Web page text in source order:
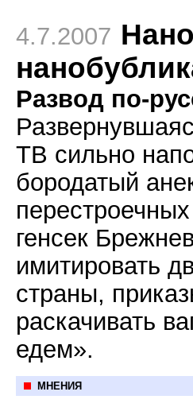
4.7.2007
Развод по-
ТВ сильно
бородатый
генсек
имитировать
страны,
раскачивать
едем».
МНЕНИЯ